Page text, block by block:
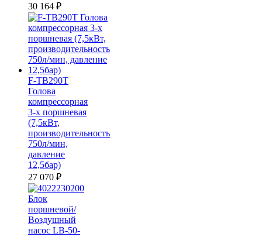
30 164 ₽
F-TB290T
Голова
компрессорная
3-х поршневая
(7,5кВт,
производительность
750л/мин,
давление
12,5бар)
27 070 ₽